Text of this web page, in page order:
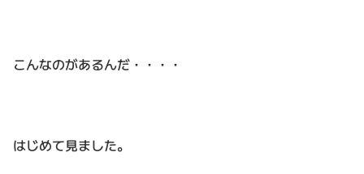
こんなのがあるんだ・・・・
はじめて見ました。